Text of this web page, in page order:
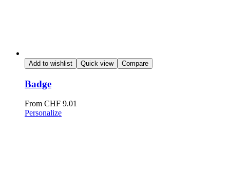
Add to wishlist Quick view Compare
Badge
From CHF 9.01
Personalize